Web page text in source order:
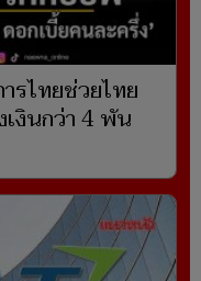
รไทยช่วยไทย
งินกว่า 4 พัน